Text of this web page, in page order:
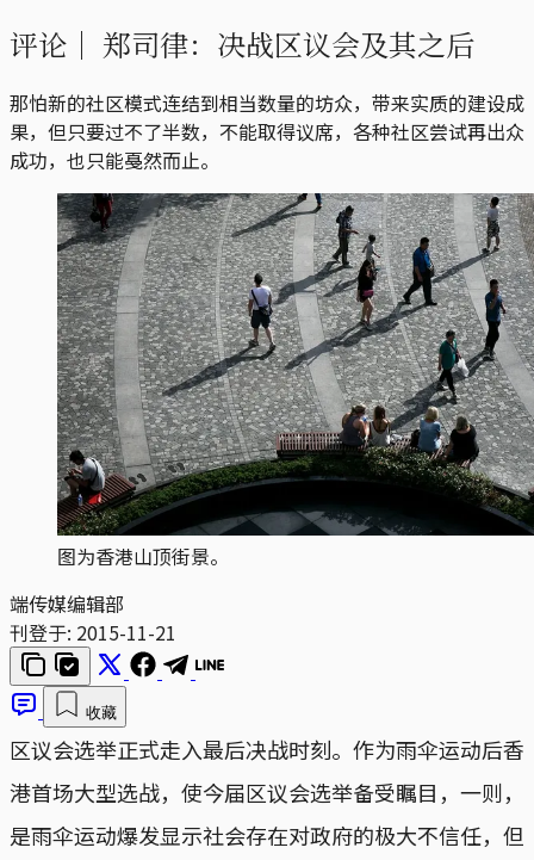
评论｜ 郑司律：决战区议会及其之后
那怕新的社区模式连结到相当数量的坊众，带来实质的建设成
果，但只要过不了半数，不能取得议席，各种社区尝试再出众
成功，也只能戞然而止。
图为香港山顶街景。
端传媒编辑部
刊登于: 2015-11-21
收藏
区议会选举正式走入最后决战时刻。作为雨伞运动后香
港首场大型选战，使今届区议会选举备受瞩目，一则，
是雨伞运动爆发显示社会存在对政府的极大不信任，但